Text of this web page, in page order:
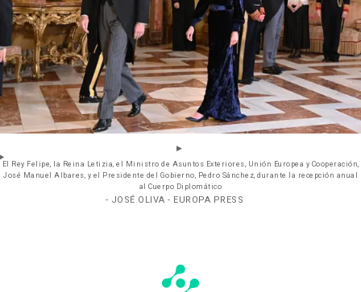
El Rey Felipe, la Reina Letizia, el Ministro de Asuntos Exteriores, Unión Europea y Cooperación,
José Manuel Albares, y el Presidente del Gobierno, Pedro Sánchez, durante la recepción anual
al Cuerpo Diplomático
- JOSÉ OLIVA - EUROPA PRESS